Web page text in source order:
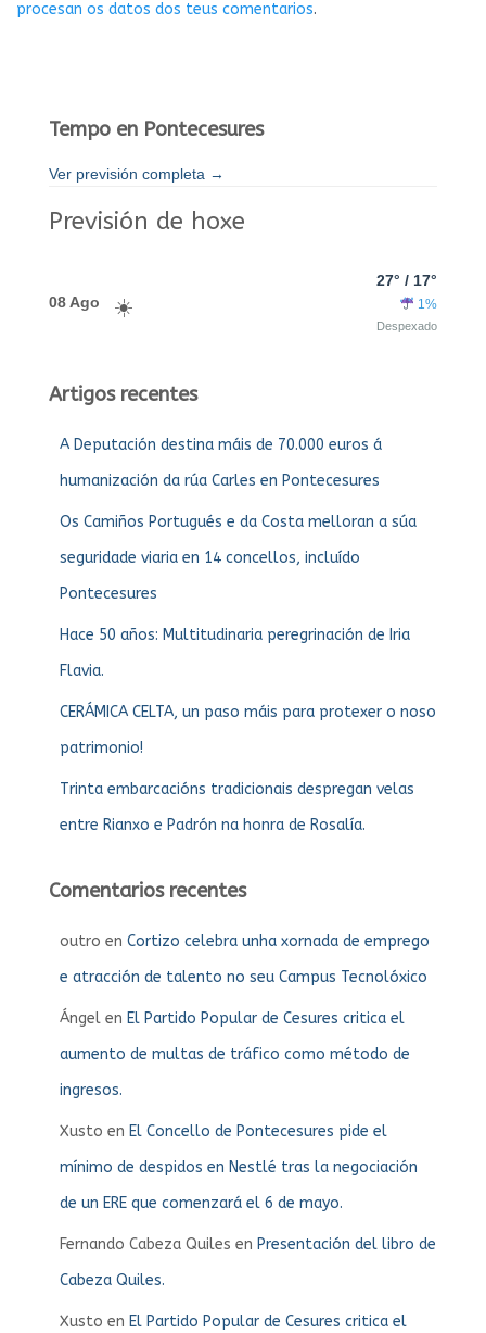
procesan os datos dos teus comentarios.
Tempo en Pontecesures
Ver previsión completa →
Previsión de hoxe
08 Ago
27° / 17°
1%
Despexado
Artigos recentes
A Deputación destina máis de 70.000 euros á
humanización da rúa Carles en Pontecesures
Os Camiños Portugués e da Costa melloran a súa
seguridade viaria en 14 concellos, incluído
Pontecesures
Hace 50 años: Multitudinaria peregrinación de Iria
Flavia.
CERÁMICA CELTA, un paso máis para protexer o noso
patrimonio!
Trinta embarcacións tradicionais despregan velas
entre Rianxo e Padrón na honra de Rosalía.
Comentarios recentes
outro en Cortizo celebra unha xornada de emprego
e atracción de talento no seu Campus Tecnolóxico
Ángel en El Partido Popular de Cesures critica el
aumento de multas de tráfico como método de
ingresos.
Xusto en El Concello de Pontecesures pide el
mínimo de despidos en Nestlé tras la negociación
de un ERE que comenzará el 6 de mayo.
Fernando Cabeza Quiles en Presentación del libro de
Cabeza Quiles.
Xusto en El Partido Popular de Cesures critica el